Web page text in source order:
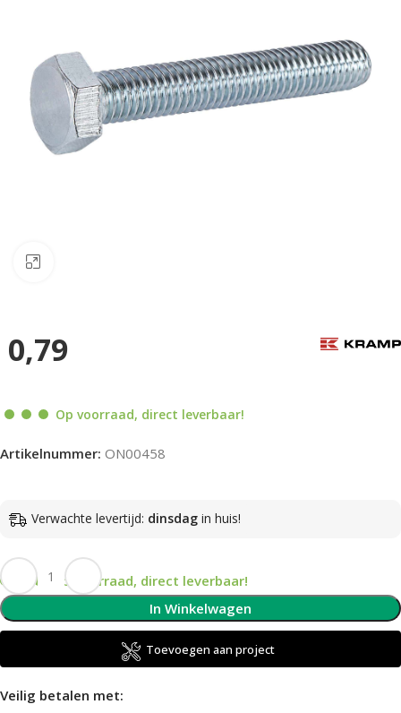
0,79
Op voorraad, direct leverbaar!
Artikelnummer: ON00458
Verwachte levertijd: dinsdag in huis!
Op voorraad, direct leverbaar!
In Winkelwagen
Toevoegen aan project
Veilig betalen met: